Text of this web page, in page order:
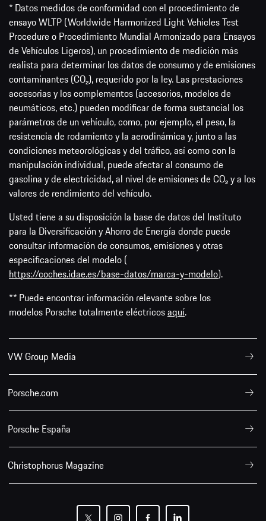
* Datos medidos de conformidad con el procedimiento de
ensayo WLTP (Worldwide Harmonized Light Vehicles Test
Procedure o Procedimiento Mundial Armonizado para Ensayos
de Vehículos Ligeros), un procedimiento de medición más
realista para determinar los datos de consumo y de emisiones
contaminantes (CO₂), requerido por la ley. Las prestaciones
accesorias y los complementos (accesorios, modelos de
neumáticos, etc.) pueden modificar de forma sustancial los
parámetros de un vehículo, como, por ejemplo, el peso, la
resistencia de rodamiento y la aerodinámica y, junto a las
condiciones meteorológicas y del tráfico, así como con la
manipulación individual, puede afectar al consumo de
gasolina y de electricidad, al nivel de emisiones de CO₂ y a los
valores de rendimiento del vehículo.
Usted tiene a su disposición la base de datos del Instituto
para la Diversificación y Ahorro de Energía donde puede
consultar información de consumos, emisiones y otras
especificaciones del modelo (
https://coches.idae.es/base-datos/marca-y-modelo).
** Puede encontrar información relevante sobre los
modelos Porsche totalmente eléctricosaquí.
VW Group Media
Porsche.com
Porsche España
Christophorus Magazine